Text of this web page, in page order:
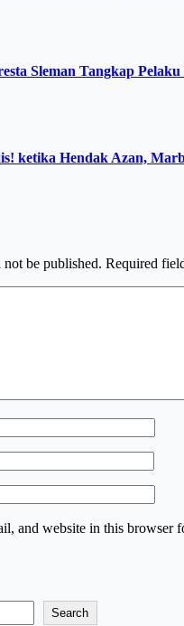
Sleman Tangkap
ketika Hendak Azan,
be published. Required
and website in this browser
Search